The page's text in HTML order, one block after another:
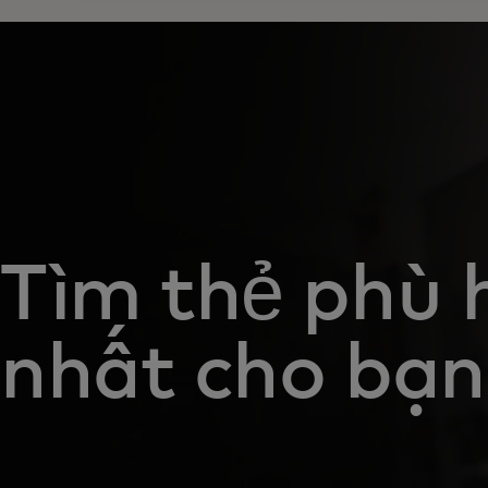
Tìm thẻ phù
nhất cho bạn